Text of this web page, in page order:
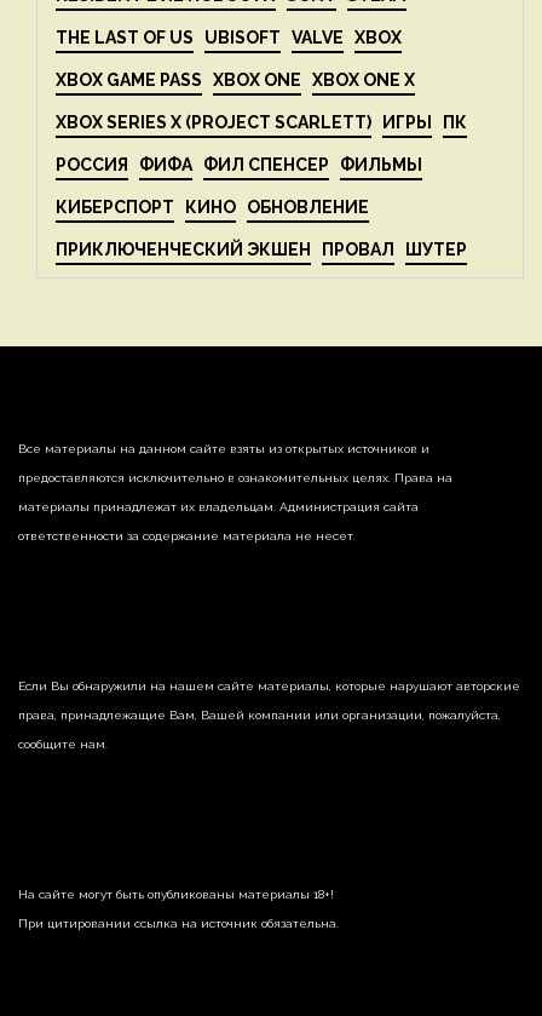
THE LAST OF US UBISOFT VALVE XBOX
XBOX GAME PASS XBOX ONE XBOX ONE X
XBOX SERIES X (PROJECT SCARLETT) ИГРЫ ПК
РОССИЯ ФИФА ФИЛ СПЕНСЕР ФИЛЬМЫ
КИБЕРСПОРТ КИНО ОБНОВЛЕНИЕ
ПРИКЛЮЧЕНЧЕСКИЙ ЭКШЕН ПРОВАЛ ШУТЕР
Все материалы на данном сайте взяты из открытых источников и
предоставляются исключительно в ознакомительных целях. Права на
материалы принадлежат их владельцам. Администрация сайта
ответственности за содержание материала не несет.
Если Вы обнаружили на нашем сайте материалы, которые нарушают авторские
права, принадлежащие Вам, Вашей компании или организации, пожалуйста,
сообщите нам.
На сайте могут быть опубликованы материалы 18+!
При цитировании ссылка на источник обязательна.